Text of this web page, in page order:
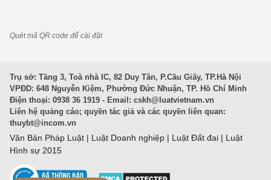
Quét mã QR code để cài đặt
Trụ sở: Tầng 3, Toà nhà IC, 82 Duy Tân, P.Cầu Giấy, TP.Hà Nội
VPĐD: 648 Nguyễn Kiệm, Phường Đức Nhuận, TP. Hồ Chí Minh
Điện thoại: 0938 36 1919 - Email: cskh@luatvietnam.vn
Liên hệ quảng cáo; quyền tác giả và các quyền liên quan:
thuybt@incom.vn
Văn Bản Pháp Luật | Luật Doanh nghiệp | Luật Đất đai | Luật
Hình sự 2015